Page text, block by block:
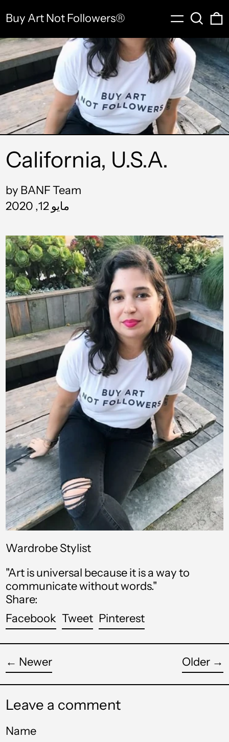
Buy Art Not Followers® MenuSearch
California, U.S.A.
by BANF Team
مايو 12, 2020
Wardrobe Stylist
"Art is universal because it is a way to
communicate without words."
Share:
Facebook Share
on
Facebook
TweetTweet
on
Twitter
PinterestPin
on
Pinterest
← Newer Older →
Leave a comment
Name
أرمينيا (USD $)
أستراليا (USD $)